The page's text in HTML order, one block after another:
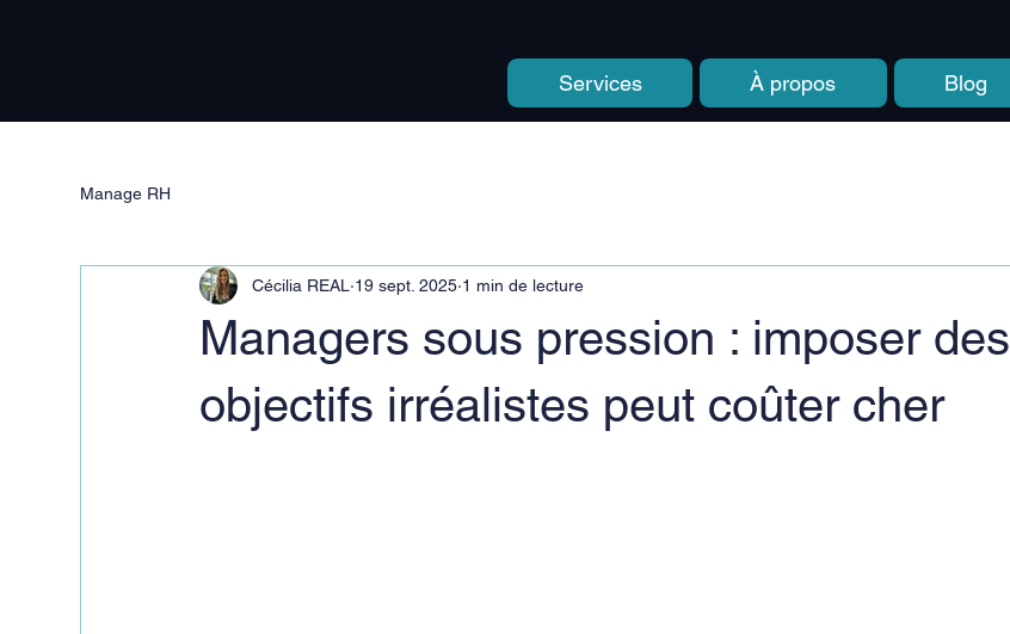
Services À propos Blog
Manage RH
Managers sous pression : imposer des
objectifs irréalistes peut coûter cher
Cécilia REAL 19 sept. 2025 1 min de lecture